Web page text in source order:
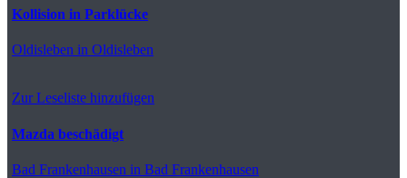
Kollision in Parklücke
Oldisleben in Oldisleben
Zur Leseliste hinzufügen
Mazda beschädigt
Bad Frankenhausen in Bad Frankenhausen